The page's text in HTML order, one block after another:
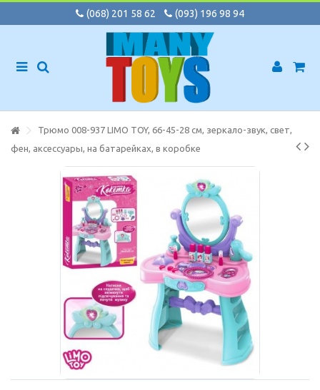
(068) 201 58 62 (093) 196 98 94
Трюмо 008-937 LIMO TOY, 66-45-28 см, зеркало-звук, свет,
фен, аксессуары, на батарейках, в коробке